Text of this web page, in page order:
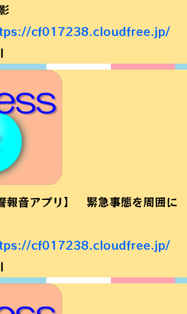
cf017238.cloudfree.jp/
音アプリ】 緊急事態を周囲に
cf017238.cloudfree.jp/